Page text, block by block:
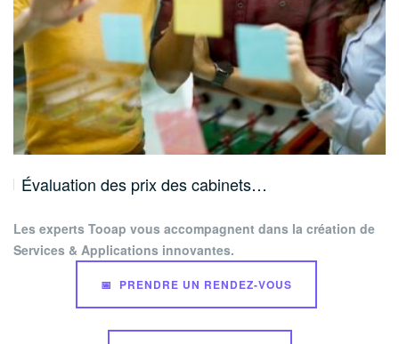
Évaluation des prix des cabinets…
Les experts Tooap vous accompagnent dans la création de
Services & Applications innovantes.
📅 PRENDRE UN RENDEZ-VOUS